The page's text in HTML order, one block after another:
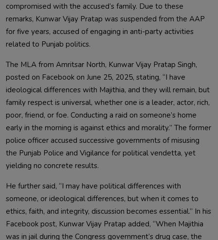
compromised with the accused’s family. Due to these
remarks, Kunwar Vijay Pratap was suspended from the AAP
for five years, accused of engaging in anti-party activities
related to Punjab politics.
The MLA from Amritsar North, Kunwar Vijay Pratap Singh,
posted on Facebook on June 25, 2025, stating, “I have
ideological differences with Majithia, and they will remain, but
family respect is universal, whether one is a leader, actor, rich,
poor, friend, or foe. Conducting a raid on someone’s home
early in the morning is against ethics and morality.” The former
police officer accused successive governments of misusing
the Punjab Police and Vigilance for political vendetta, yet
yielding no concrete results.
He further said, “I may have political differences with
someone, or ideological differences, but when it comes to
ethics, faith, and integrity, discussion becomes essential.” In his
Facebook post, Kunwar Vijay Pratap added, “When Majithia
was in jail during the Congress government’s drug case, the